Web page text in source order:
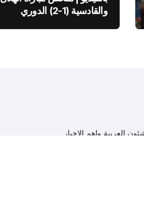
والقادسية (1-2) الدوري
العربية واهم الاخبار